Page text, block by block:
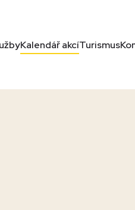
Kalendář akcíTurismus